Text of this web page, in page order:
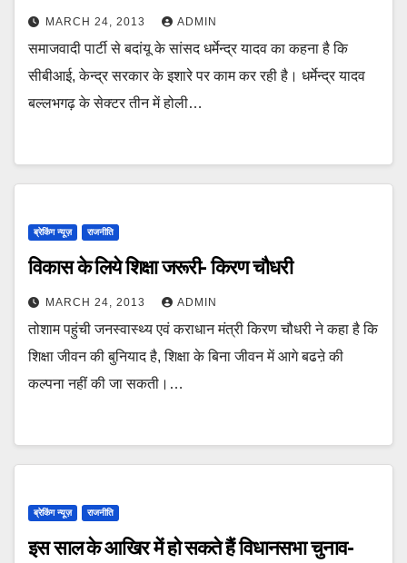
MARCH 24, 2013 ADMIN
समाजवादी पार्टी से बदांयू के सांसद धर्मेन्द्र यादव का कहना है कि
सीबीआई, केन्द्र सरकार के इशारे पर काम कर रही है। धर्मेन्द्र यादव
बल्लभगढ़ के सेक्टर तीन में होली…
ब्रेकिंग न्यूज़ राजनीति
विकास के लिये शिक्षा जरूरी- किरण चौधरी
MARCH 24, 2013 ADMIN
तोशाम पहुंची जनस्वास्थ्य एवं कराधान मंत्री किरण चौधरी ने कहा है कि
शिक्षा जीवन की बुनियाद है, शिक्षा के बिना जीवन में आगे बढऩे की
कल्पना नहीं की जा सकती।…
ब्रेकिंग न्यूज़ राजनीति
इस साल के आखिर में हो सकते हैं विधानसभा चुनाव-